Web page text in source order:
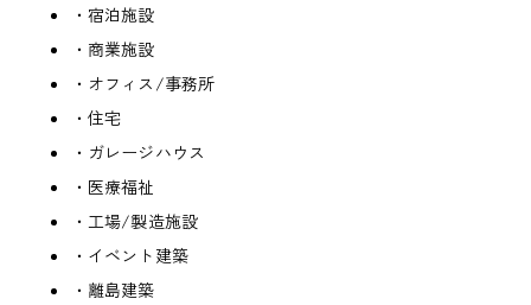
・宿泊施設
・商業施設
・オフィス/事務所
・住宅
・ガレージハウス
・医療福祉
・工場/製造施設
・イベント建築
・離島建築